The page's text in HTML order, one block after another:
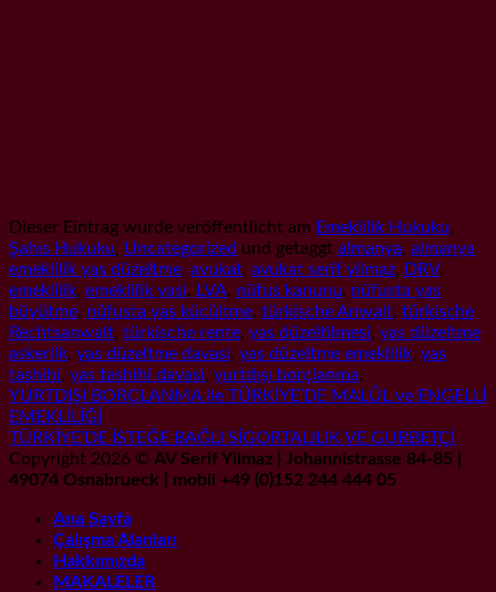
Dieser Eintrag wurde veröffentlicht am Emeklilik Hukuku,
Şahıs Hukuku, Uncategorized und getaggt almanya, almanya
emeklilik yas düzeltme, avukat, avukat serif yilmaz, DRV,
emeklilik, emeklilik yasi, LVA, nüfus kanunu, nüfusta yas
büyütme, nüfusta yas kücültme, türkische Anwalt, türkische
Rechtsanwalt, türkische rente, yas düzeltilmesi, yas düzeltme
askerlik, yas düzeltme davasi, yas düzeltme emeklilik, yas
tashihi, yas tashihi davasi, yurtdışı borçlanma.
YURTDIŞI BORÇLANMA ile TÜRKİYE’DE MALÛL ve ENGELLİ
EMEKLİLİĞİ
TÜRKİYE’DE İSTEĞE BAĞLI SİGORTALILIK VE GURBETÇİ
Copyright 2026 © AV Serif Yilmaz | Johannistrasse 84-85 |
49074 Osnabrueck | mobil +49 (0)152 244 444 05
Ana Sayfa
Çalışma Alanları
Hakkımızda
MAKALELER